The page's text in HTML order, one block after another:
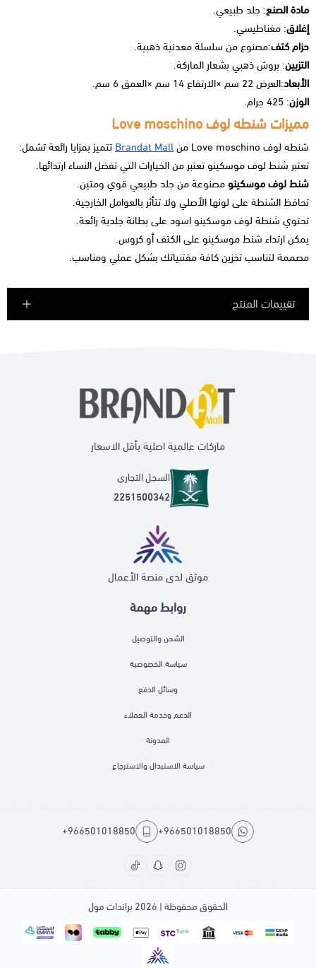
مادة الصنع: جلد طبيعي.
إغلاق: مغناطيسي.
حزام كتف:مصنوع من سلسلة معدنية ذهبية.
التزيين: بروش ذهبي بشعار الماركة.
الأبعاد:العرض 22 سم ×الارتفاع 14 سم ×العمق 6 سم.
الوزن: 425 جرام.
مميزات شنطه لوف Love moschino
شنطه لوف Love moschino من Brandat Mall تتميز بمزايا رائعة تشمل:
تعتبر شنط لوف موسكينو تعتبر من الخيارات التي تفضل النساء ارتدائها.
شنط لوف موسكينومصنوعة من جلد طبيعي قوي ومتين.
تحافظ الشنطة على لونها الأصلي ولا تتأثر بالعوامل الخارجية.
تحتوي شنطة لوف موسكينو اسود على بطانة جلدية رائعة.
يمكن ارتداء شنط موسكينو على الكتف أو كروس.
مصممة لتناسب تخزين كافة مقتنياتك بشكل عملي ومناسب.
تقييمات المنتج
روابط مهمة
الشحن والتوصيل
سياسة الخصوصية
وسائل الدفع
الدعم وخدمة العملاء
المدونة
سياسة الاستبدال والاسترجاع
ماركات عالمية اصلية بأقل الاسعار
السجل التجاري
2251500342
موثق لدى منصة الأعمال
+966501018850
+966501018850
الحقوق محفوظة | 2026 براندات مول